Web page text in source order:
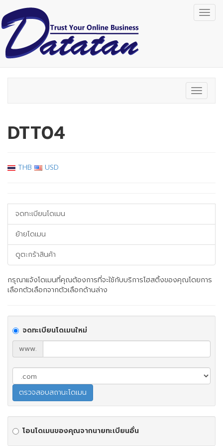
Toggle
DTT04
THB USD
จดทะเบียนโดเมน
ย้ายโดเมน
ดูตะกร้าสินค้า
กรุณาแจ้งโดเมนที่คุณต้องการที่จะใช้กับบริการโฮสติ้งของคุณโดยการ
เลือกตัวเลือกจากตัวเลือกด้านล่าง
จดทะเบียนโดเมนใหม่
www.
โอนโดเมนของคุณจากนายทะเบียนอื่น